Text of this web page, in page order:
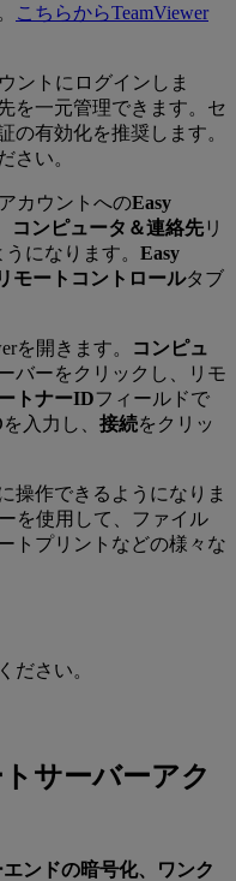
こちらからTeamViewer
ントにログインしま
を一元管理できます。セ
の有効化を推奨します。
さい。
カウントへのEasy
コンピュータ＆連絡先リ
になります。 Easy
モートコントロールタブ
を開きます。
コンピュ
バーをクリックし、リモ
トナーIDフィールドで
入力し、 接続をクリッ
操作できるようになりま
を使用して、ファイル
トプリントなどの様々な
ださい。
サーバーアク
ンドの暗号化、ワンク